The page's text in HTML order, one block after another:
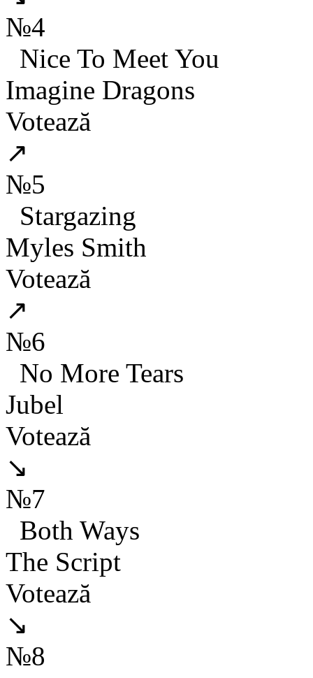
№4
Nice To Meet You
Imagine Dragons
Votează
↗
№5
Stargazing
Myles Smith
Votează
↗
№6
No More Tears
Jubel
Votează
↘
№7
Both Ways
The Script
Votează
↘
№8